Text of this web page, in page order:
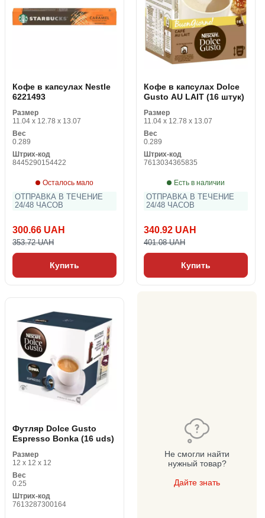
Кофе в капсулах Nestle
6221493
Размер
11.04 x 12.78 x 13.07
Вес
0.289
Штрих-код
8445290154422
Осталось мало
ОТПРАВКА В ТЕЧЕНИЕ
24/48 ЧАСОВ
300.66 UAH
353.72 UAH
Купить
Кофе в капсулах Dolce
Gusto AU LAIT (16 штук)
Размер
11.04 x 12.78 x 13.07
Вес
0.289
Штрих-код
7613034365835
Есть в наличии
ОТПРАВКА В ТЕЧЕНИЕ
24/48 ЧАСОВ
340.92 UAH
401.08 UAH
Купить
Футляр Dolce Gusto
Espresso Bonka (16 uds)
Размер
12 x 12 x 12
Вес
0.25
Штрих-код
7613287300164
Не смогли найти
нужный товар?
Дайте знать